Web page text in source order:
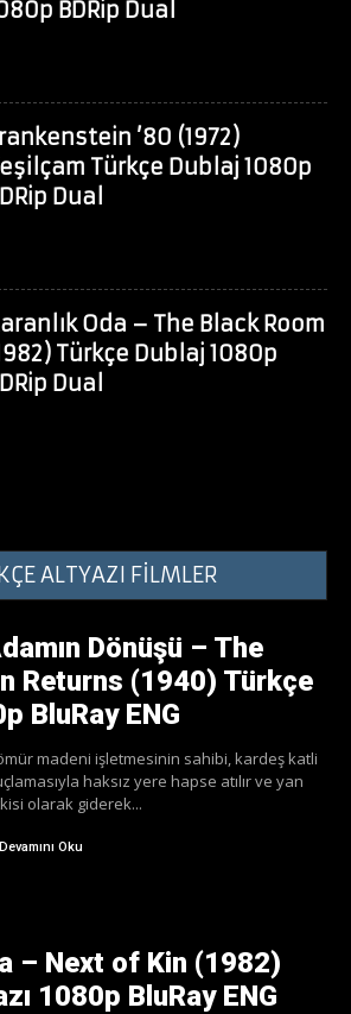
BDRip Dual
’80 (1972)
Türkçe Dublaj 1080p
Dual
Oda – The Black Room
Türkçe Dublaj 1080p
Dual
ALTYAZI FİLMLER
Dönüşü – The
Returns (1940) Türkçe
BluRay ENG
madeni işletmesinin sahibi, kardeş katli
haksız yere hapse atılır ve yan
olarak giderek...
Devamını Oku
– Next of Kin (1982)
1080p BluRay ENG